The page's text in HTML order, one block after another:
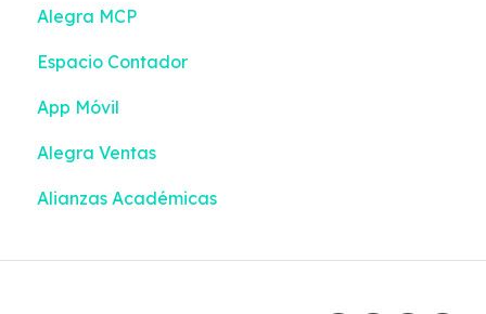
Contactos
Contabilidad inteligente
Inventario
Configuración
Contabilidad
Emisión de documentos
Devoluciones
Turnos
Alegra MCP
Espacio Contador
App Móvil
Alegra Ventas
Alianzas Académicas